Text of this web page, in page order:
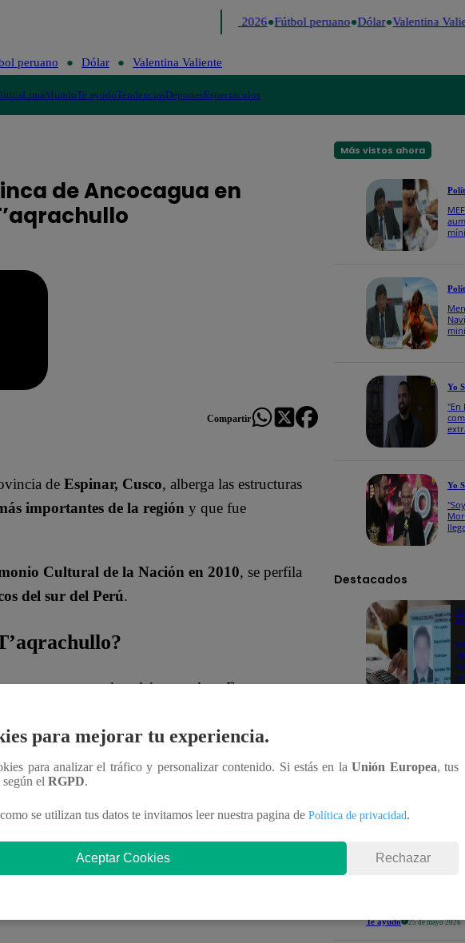
Perú Decide 2026 Fútbol peruano Dólar Valentina
peruano Dólar Valentina Valiente
LimaMundoTe ayudoTendenciasDeportesEspectáculos
de Ancocagua en
Compartir
de Espinar, Cusco, alberga las estructuras
importantes de la región y que fue
Cultural de la Nación en 2010, se perfila
del sur del Perú.
nueve corresponden al área nuclear. En esta zona
de investigación y restauración desarrollado
Más vistos ahora
Yo
"En
Yo
Destacados
Te
Revisa con tu
como pobre, de
Te ayudo 25 de mayo 2026
para mejorar tu experiencia.
para analizar el tráfico y personalizar contenido. Si estás en laUnión Europea, tus
según el RGPD.
se utilizan tus datos te invitamos leer nuestra pagina de Política de privacidad.
Aceptar Cookies Rechazar